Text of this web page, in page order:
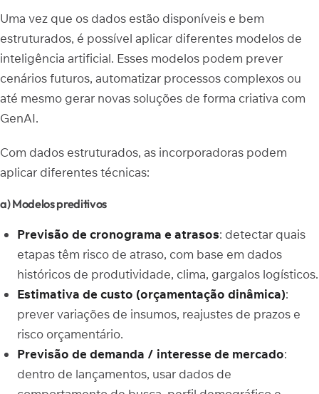
Uma vez que os dados estão disponíveis e bem
estruturados, é possível aplicar diferentes modelos de
inteligência artificial. Esses modelos podem prever
cenários futuros, automatizar processos complexos ou
até mesmo gerar novas soluções de forma criativa com
GenAI.
Com dados estruturados, as incorporadoras podem
aplicar diferentes técnicas:
a) Modelos preditivos
Previsão de cronograma e atrasos: detectar quais
etapas têm risco de atraso, com base em dados
históricos de produtividade, clima, gargalos logísticos.
Estimativa de custo (orçamentação dinâmica):
prever variações de insumos, reajustes de prazos e
risco orçamentário.
Previsão de demanda / interesse de mercado:
dentro de lançamentos, usar dados de